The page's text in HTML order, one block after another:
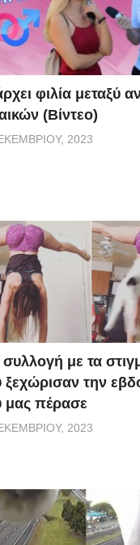
φιλία μεταξύ
(Βίντεο)
2023
με τα
ξεχώρισαν την
μας πέρασε
2023